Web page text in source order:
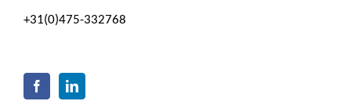
+31(0)475-332768